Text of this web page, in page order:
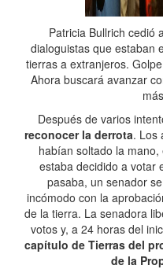
Patricia Bullrich cedió
dialoguistas que estaban
tierras a extranjeros.
Ahora buscará avanzar
Después de varios
reconocer la derrota. Los
habían soltado la mano,
estaba decidido a votar
pasaba, un senador
incómodo con la
de la tierra. La senadora
votos y, a 24 horas del
capítulo de Tierras del
de la